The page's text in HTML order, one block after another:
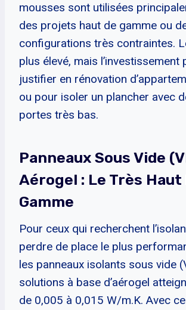
mousses sont utilisées
des projets haut de gamme ou
configurations très contraintes.
plus élevé, mais l’investissement
justifier en rénovation
ou pour isoler un plancher avec
portes très bas.
Panneaux Sous Vide
Aérogel : Le Très Haut
Gamme
Pour ceux qui recherchent
perdre de place le plus
les panneaux isolants sous vide
solutions à base d’aérogel
de 0,005 à 0,015 W/m.K. Avec